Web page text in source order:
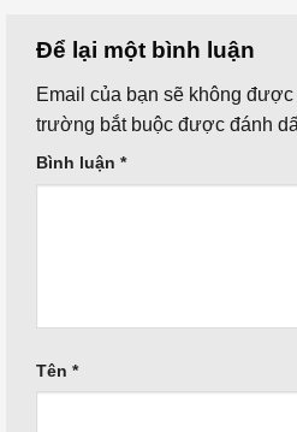
Để lại một bình luận
Email của bạn sẽ không
trường bắt buộc được đánh
Bình luận *
Tên *